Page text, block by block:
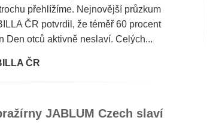
přehlížíme. Nejnovější průzkum
ČR potvrdil, že téměř 60 procent
Den otců aktivně neslaví. Celých...
ČR
JABLUM Czech slaví